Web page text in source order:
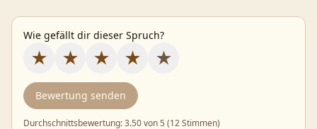
Wie gefällt dir dieser Spruch?
★ ★ ★ ★ ★
Bewertung senden
Durchschnittsbewertung:3.50von 5 (12 Stimmen)